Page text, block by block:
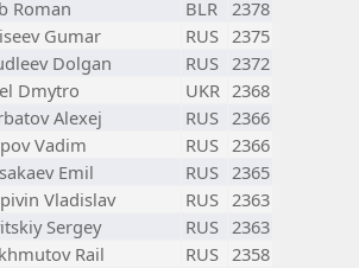
Roman BLR 2378
Gumar RUS 2375
Dolgan RUS 2372
Dmytro UKR 2368
Alexej RUS 2366
Vadim RUS 2366
Emil RUS 2365
Vladislav RUS 2363
Sergey RUS 2363
Rail RUS 2358